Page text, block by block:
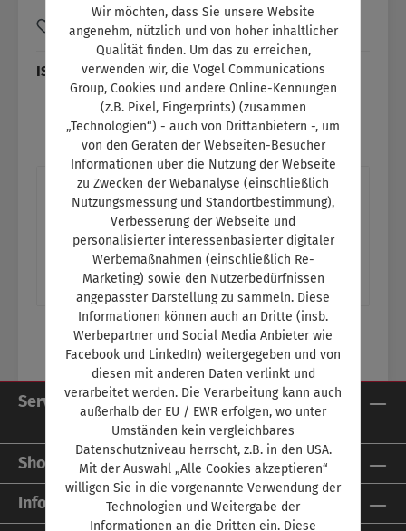
Zum Merkzettel hinzufügen
ISBN: SW11073
Beschreibung
Titelthema: Die Pläne der GroßenAutohändler
setzen auf künstliche Intelligenz und
qualifiziertes Personal Ein Thema im Schu…
Mehr
Service-Hotline
Shop Service
Informationen
Wir möchten, dass Sie unsere Website
angenehm, nützlich und von hoher inhaltlicher
Qualität finden. Um das zu erreichen,
verwenden wir, die Vogel Communications
Group, Cookies und andere Online-Kennungen
(z.B. Pixel, Fingerprints) (zusammen
„Technologien“) - auch von Drittanbietern -, um
von den Geräten der Webseiten-Besucher
Informationen über die Nutzung der Webseite
zu Zwecken der Webanalyse (einschließlich
Nutzungsmessung und Standortbestimmung),
Verbesserung der Webseite und
personalisierter interessenbasierter digitaler
Werbemaßnahmen (einschließlich Re-
Marketing) sowie den Nutzerbedürfnissen
angepasster Darstellung zu sammeln. Diese
Informationen können auch an Dritte (insb.
Werbepartner und Social Media Anbieter wie
Facebook und LinkedIn) weitergegeben und von
diesen mit anderen Daten verlinkt und
verarbeitet werden. Die Verarbeitung kann auch
außerhalb der EU / EWR erfolgen, wo unter
Umständen kein vergleichbares
Datenschutzniveau herrscht, z.B. in den USA.
Mit der Auswahl „Alle Cookies akzeptieren“
willigen Sie in die vorgenannte Verwendung der
Technologien und Weitergabe der
Informationen an die Dritten ein. Diese